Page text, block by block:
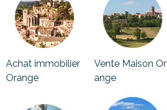
Achat immobilier
Orange
Vente Maison Or
ange